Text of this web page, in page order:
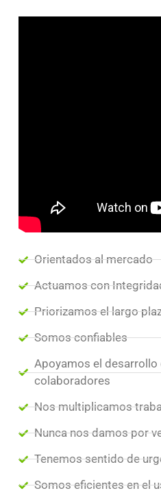
Orientados al mercado
Actuamos con
Priorizamos el largo
Somos confiables
Apoyamos el desarrollo
colaboradores
Nos multiplicamos
Nunca nos damos por
Tenemos sentido de
Somos eficientes en el